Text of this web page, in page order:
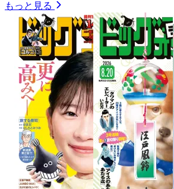
もっと見る